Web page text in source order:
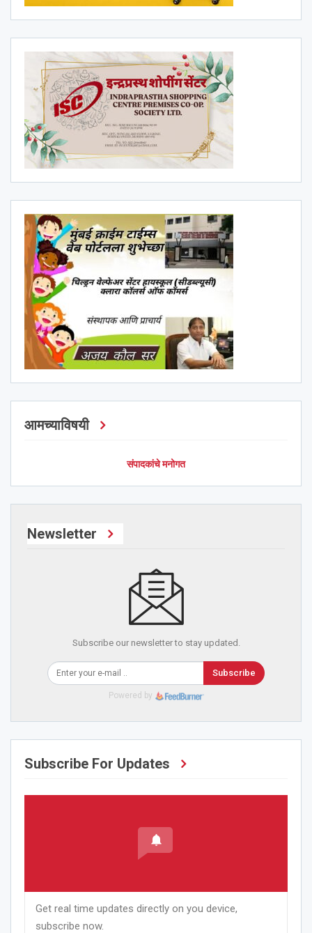
आमच्याविषयी
संपादकांचे मनोगत
Newsletter
Subscribe our newsletter to stay updated.
Subscribe
Powered by
Subscribe For Updates
Get real time updates directly on you device,
subscribe now.